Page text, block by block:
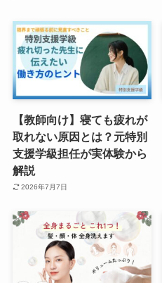
【教師向け】寝ても疲れが
取れない原因とは？元特別
支援学級担任が実体験から
解説
2026年7月7日